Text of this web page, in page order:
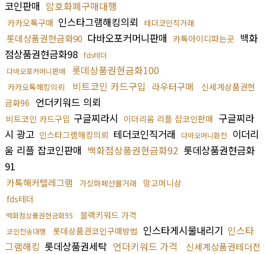
코인판매 암호화폐구매대행
카카오톡구매 인스타그램해킹의뢰 테더코인직거래
롯데상품권현금화90 다바오포커머니판매 카톡아이디파는곳 백화
점상품권현금화98 fds테더
다바오포커머니판매
롯데상품권현금화100
카카오톡해킹의뢰 비트코인 카드구입 라우터구매
신세계상품권현
금화96 언더키워드 의뢰
비트코인 카드구입 구글찌라시 이더리움 리플 잡코인판매 구글찌라
시 광고 인스타그램해킹의뢰 테더코인직거래 다바오머니환전 이더리
움 리플 잡코인판매 백화점상품권현금화92 롯데상품권현금화
91
카톡해커텔레그램 가상화폐선물거래
망고머니상
fds테더
백화점상품권현금화95 블랙키워드 가격
코인전송대행 롯데상품권코인구매방법 인스타게시물내리기 인스타
그램해킹 롯데상품권세탁 언더키워드 가격
신세계상품권테더전